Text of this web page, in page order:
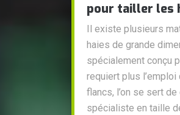
pour tailler les
Il existe plusieurs
haies de grande
spécialement conçu
requiert plus l’emploi
flancs, l’on se sert
spécialiste en taille